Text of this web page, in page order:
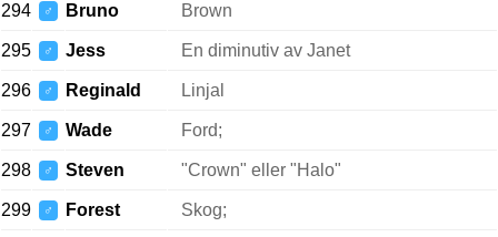
294 ♂ Bruno Brown
295 ♂ Jess En diminutiv av Janet
296 ♂ Reginald Linjal
297 ♂ Wade Ford;
298 ♂ Steven "Crown" eller "Halo"
299 ♂ Forest Skog;